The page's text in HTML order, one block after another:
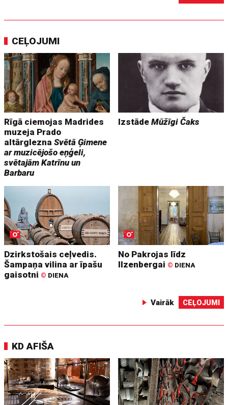
CEĻOJUMI
Rīgā ciemojas Madrides
muzeja Prado
altārgleznaSvētā Ģimene
ar muzicējošo eņģeli,
svētajām Katrīnu un
Barbaru
IzstādeMūžīgi Čaks
Dzirkstošais ceļvedis.
Šampaņa vilina ar īpašu
gaisotni © DIENA
No Pakrojas līdz
Ilzenbergai © DIENA
Vairāk CEĻOJUMI
KD AFIŠA